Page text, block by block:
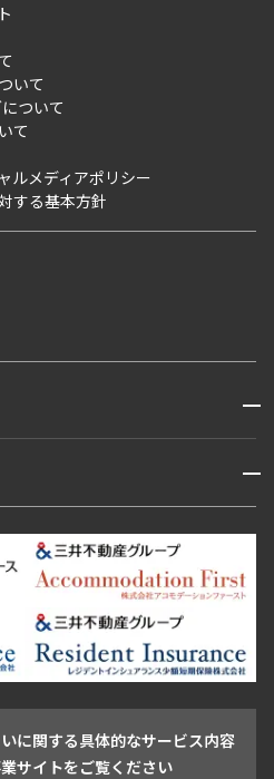
外）
事業部取り扱い物件入居申込
いて
ついて
て
ルメディアポリシー
する基本方針
開閉
飯田橋
三田・芝・浜松町
・豊洲
本郷・春日・小石川
早稲田
芸大学・自由が丘
池袋・板橋・王子
宿 品川
目黒・中目黒
開閉
江東区 台東区 墨田区
中野区
練馬区 荒川区
足立区
に関する具体的なサービス内容
サイトをご覧ください